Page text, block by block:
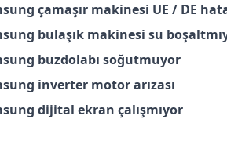
çamaşır makinesi UE / DE
bulaşık makinesi su
buzdolabı soğutmuyor
inverter motor arızası
dijital ekran çalışmıyor